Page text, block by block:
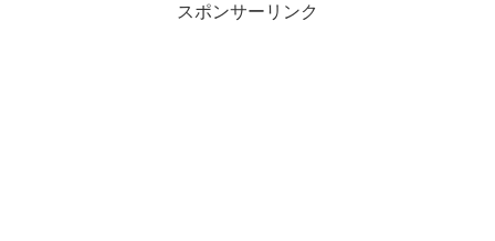
スポンサーリンク